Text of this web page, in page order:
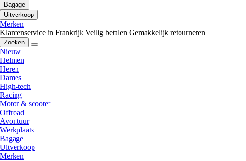
Bagage
Uitverkoop
Merken
Klantenservice in Frankrijk Veilig betalen Gemakkelijk retourneren
Zoeken
Nieuw
Helmen
Heren
Dames
High-tech
Racing
Motor & scooter
Offroad
Avontuur
Werkplaats
Bagage
Uitverkoop
Merken